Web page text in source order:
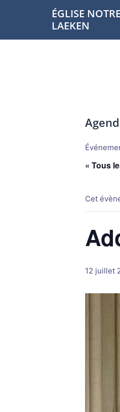
ÉGLISE
LAEKEN
« Tous
Cet
12 juillet